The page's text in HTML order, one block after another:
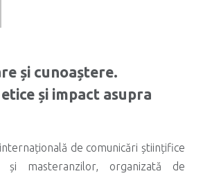
și cunoaștere.
și impact asupra
de comunicări științifice
și masteranzilor, organizată de